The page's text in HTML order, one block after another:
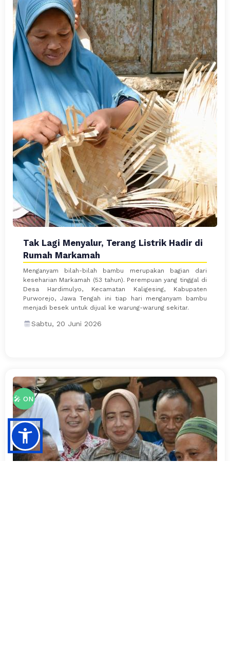
Tak Lagi Menyalur, Terang Listrik Hadir di
Rumah Markamah
Menganyam bilah-bilah bambu merupakan bagian dari
keseharian Markamah (53 tahun). Perempuan yang tinggal di
Desa Hardimulyo, Kecamatan Kaligesing, Kabupaten
Purworejo, Jawa Tengah ini tiap hari menganyam bambu
menjadi besek untuk dijual ke warung-warung sekitar.
Sabtu, 20 Juni 2026
🎤 ON